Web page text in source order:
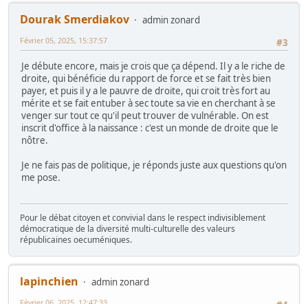
Dourak Smerdiakov
admin zonard
#3
Février 05, 2025, 15:37:57
Je débute encore, mais je crois que ça dépend. Il y a le riche de
droite, qui bénéficie du rapport de force et se fait très bien
payer, et puis il y a le pauvre de droite, qui croit très fort au
mérite et se fait entuber à sec toute sa vie en cherchant à se
venger sur tout ce qu'il peut trouver de vulnérable. On est
inscrit d'office à la naissance : c'est un monde de droite que le
nôtre.
Je ne fais pas de politique, je réponds juste aux questions qu'on
me pose.
Pour le débat citoyen et convivial dans le respect indivisiblement
démocratique de la diversité multi-culturelle des valeurs
républicaines oecuméniques.
lapinchien
admin zonard